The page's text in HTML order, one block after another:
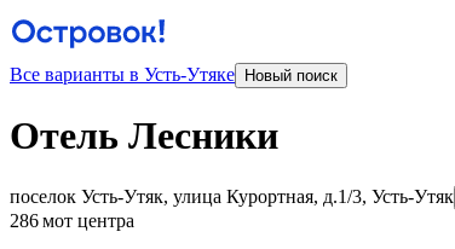
Все варианты в Усть-Утяке Новый поиск
Отель Лесники
поселок Усть-Утяк, улица Курортная, д.1/3, Усть-Утяк
286 мот центра